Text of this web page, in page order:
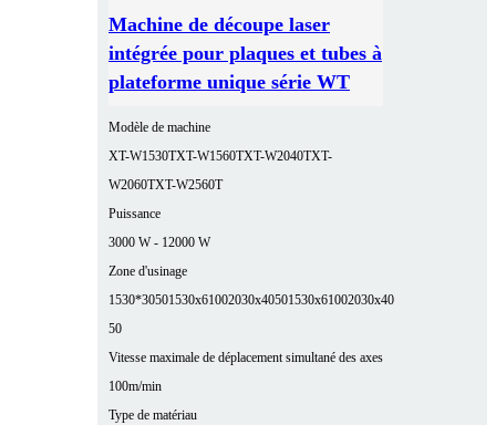
Machine de découpe laser
intégrée pour plaques et tubes à
plateforme unique série WT
Modèle de machine
XT-W1530TXT-W1560TXT-W2040TXT-
W2060TXT-W2560T
Puissance
3000 W - 12000 W
Zone d'usinage
1530*30501530x61002030x40501530x61002030x40
50
Vitesse maximale de déplacement simultané des axes
100m/min
Type de matériau